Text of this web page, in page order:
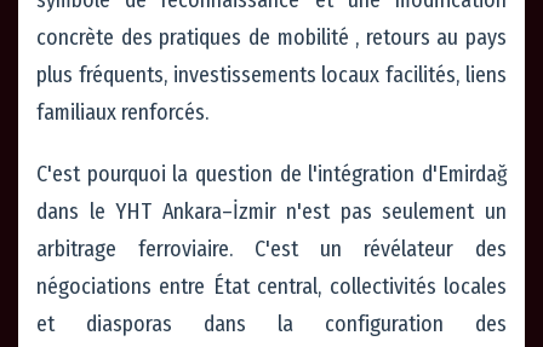
concrète des pratiques de mobilité , retours au pays
plus fréquents, investissements locaux facilités, liens
familiaux renforcés.
C'est pourquoi la question de l'intégration d'Emirdağ
dans le YHT Ankara–İzmir n'est pas seulement un
arbitrage ferroviaire. C'est un révélateur des
négociations entre État central, collectivités locales
et diasporas dans la configuration des